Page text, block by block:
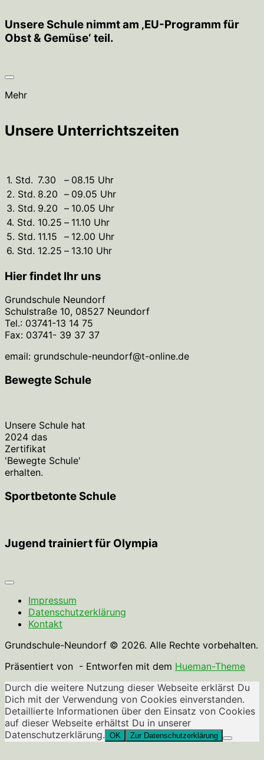
Unsere Schule nimmt am ‚EU-Programm für
Obst & Gemüse‘ teil.
Mehr
Unsere Unterrichtszeiten
1. Std. 7.30 – 08.15 Uhr
2. Std. 8.20 – 09.05 Uhr
3. Std. 9.20 – 10.05 Uhr
4. Std. 10.25 – 11.10 Uhr
5. Std. 11.15 – 12.00 Uhr
6. Std. 12.25 – 13.10 Uhr
Hier findet Ihr uns
Grundschule Neundorf
Schulstraße 10, 08527 Neundorf
Tel.: 03741-13 14 75
Fax: 03741- 39 37 37
email: grundschule-neundorf@t-online.de
Bewegte Schule
Unsere Schule hat
2024 das
Zertifikat
'Bewegte Schule'
erhalten.
Sportbetonte Schule
Jugend trainiert für Olympia
Impressum
Datenschutzerklärung
Kontakt
Grundschule-Neundorf © 2026. Alle Rechte vorbehalten.
Präsentiert von - Entworfen mit dem Hueman-Theme
Durch die weitere Nutzung dieser Webseite erklärst Du
Dich mit der Verwendung von Cookies einverstanden.
Detaillierte Informationen über den Einsatz von Cookies
auf dieser Webseite erhältst Du in unserer
Datenschutzerklärung. OK Zur Datenschutzerklärung